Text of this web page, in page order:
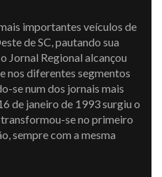
importantes veículos de
de SC, pautando sua
Jornal Regional alcançou
nos diferentes segmentos
se num dos jornais mais
de janeiro de 1993 surgiu o
se no primeiro
sempre com a mesma